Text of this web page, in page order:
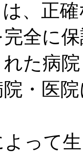
、正
全に
た病
・医
って